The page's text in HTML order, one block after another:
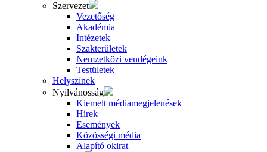
Szervezet
Vezetőség
Akadémia
Intézetek
Szakterületek
Nemzetközi vendégeink
Testületek
Helyszínek
Nyilvánosság
Kiemelt médiamegjelenések
Hírek
Események
Közösségi média
Alapító okirat